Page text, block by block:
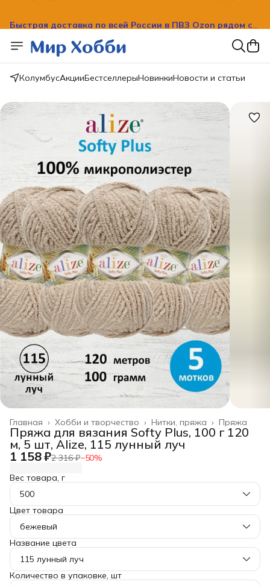
вашим домом!
КолумбусАкцииБестселлерыНовинкиНовости и статьи
Пряжа
Нитки, пряжа ›
Хобби и творчество ›
Главная ›
Пряжа для вязания Softy Plus, 100 г 120
м, 5 шт, Alize, 115 лунный луч
1 158 ₽2 316 ₽−50%
Вес товара, г
500
Цвет товара
бежевый
Название цвета
115 лунный луч
Количество в упаковке, шт